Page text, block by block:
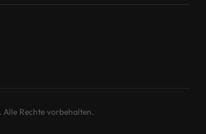
. Alle Rechte vorbehalten.